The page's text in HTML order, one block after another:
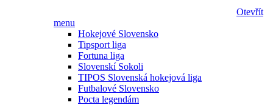
Otevřít
menu
Hokejové Slovensko
Tipsport liga
Fortuna liga
Slovenskí Sokoli
TIPOS Slovenská hokejová liga
Futbalové Slovensko
Pocta legendám